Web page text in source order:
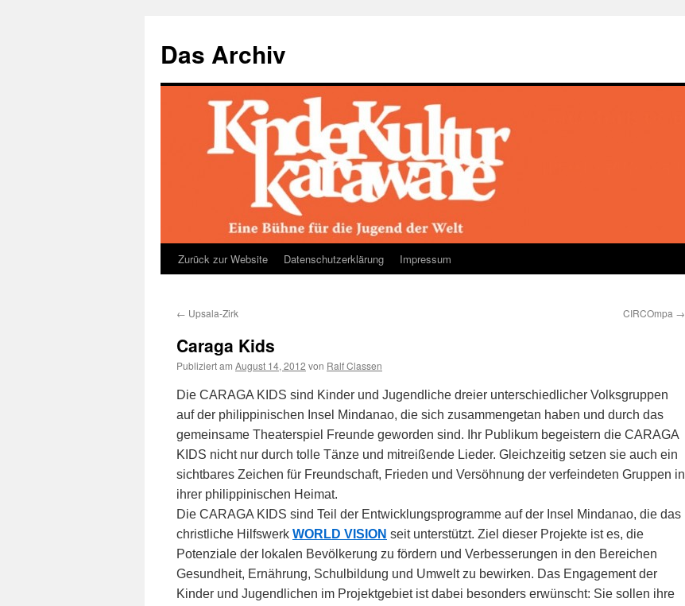
Das Archiv
Zum
springen
Zurück zur Website Datenschutzerklärung Impressum
← Upsala-Zirk CIRCOmpa →
Caraga Kids
Publiziert am August 14, 2012 von Ralf Classen
Die CARAGA KIDS sind Kinder und Jugendliche dreier unterschiedlicher Volksgruppen
auf der philippinischen Insel Mindanao, die sich zusammengetan haben und durch das
gemeinsame Theaterspiel Freunde geworden sind. Ihr Publikum begeistern die CARAGA
KIDS nicht nur durch tolle Tänze und mitreißende Lieder. Gleichzeitig setzen sie auch ein
sichtbares Zeichen für Freundschaft, Frieden und Versöhnung der verfeindeten Gruppen in
ihrer philippinischen Heimat.
Die CARAGA KIDS sind Teil der Entwicklungsprogramme auf der Insel Mindanao, die das
christliche Hilfswerk WORLD VISION seit unterstützt. Ziel dieser Projekte ist es, die
Potenziale der lokalen Bevölkerung zu fördern und Verbesserungen in den Bereichen
Gesundheit, Ernährung, Schulbildung und Umwelt zu bewirken. Das Engagement der
Kinder und Jugendlichen im Projektgebiet ist dabei besonders erwünscht: Sie sollen ihre